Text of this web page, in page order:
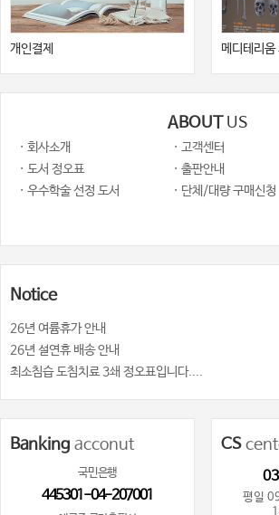
개인결제 메디테리
ABOUT US
· 회사소개
· 고객센터
· 도서 정오표
· 출판안내
· 우수학술 선정 도서
· 단체/대량 구매신청
Notice
26년 여륨휴가 안내
26년 설연휴 배송 안내
최소침습 도침치료 3쇄 정오표입니다....
Banking acconut
국민은행
445301-04-207001
CS
평일